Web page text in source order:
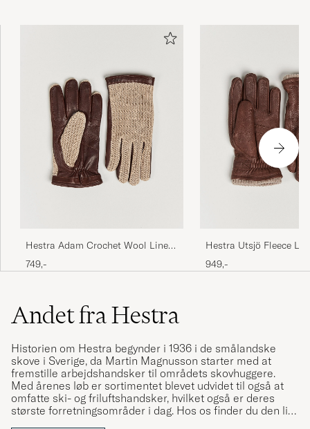
Hestra Adam Crochet Wool Lined
Glove Chestnut/Beige
749,-
Hestra Utsjö Fleece
Elkskin Glove Chestnut
949,-
Andet fra Hestra
Historien om Hestra begynder i 1936 i de smålandske
skove i Sverige, da Martin Magnusson starter med at
fremstille arbejdshandsker til områdets skovhuggere.
Med årenes løb er sortimentet blevet udvidet til også at
omfatte ski- og friluftshandsker, hvilket også er deres
største forretningsområder i dag. Hos os finder du den lidt